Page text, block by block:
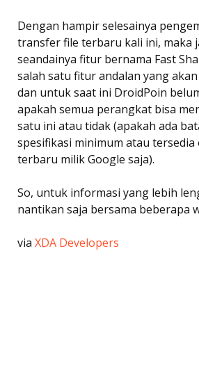
Dengan hampir selesainya
transfer file terbaru kali ini, maka
seandainya fitur bernama Fast
salah satu fitur andalan yang
dan untuk saat ini DroidPoin
apakah semua perangkat bisa
satu ini atau tidak (apakah ada
spesifikasi minimum atau
terbaru milik Google saja).
So, untuk informasi yang lebih
nantikan saja bersama beberapa
via XDA Developers